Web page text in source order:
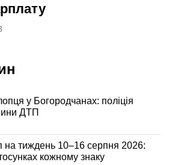
у Богородчанах: поліція
ДТП
на тиждень 10–16 серпня 2026:
кожному знаку